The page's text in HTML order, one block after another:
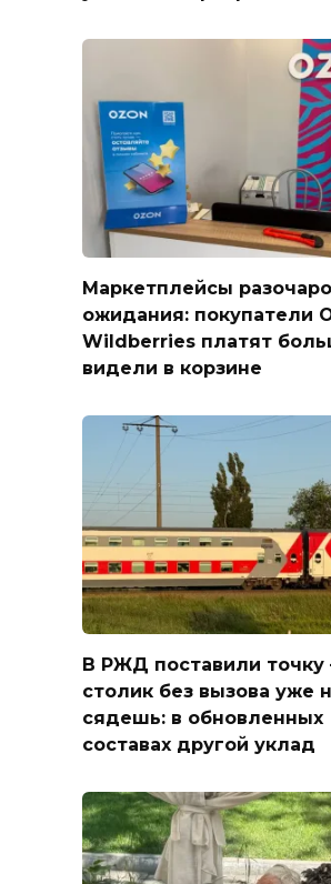
Маркетплейсы
ожидания: покупатели
Wildberries платят
видели в корзине
В РЖД поставили точку
столик без вызова уже
сядешь: в обновленных
составах другой уклад